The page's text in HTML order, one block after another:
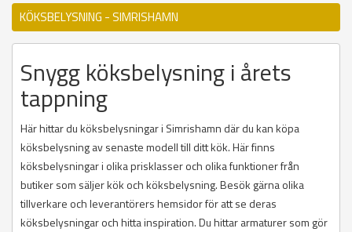
KÖKSBELYSNING - SIMRISHAMN
Snygg köksbelysning i årets
tappning
Här hittar du köksbelysningar i Simrishamn där du kan köpa
köksbelysning av senaste modell till ditt kök. Här finns
köksbelysningar i olika prisklasser och olika funktioner från
butiker som säljer kök och köksbelysning. Besök gärna olika
tillverkare och leverantörers hemsidor för att se deras
köksbelysningar och hitta inspiration. Du hittar armaturer som gör